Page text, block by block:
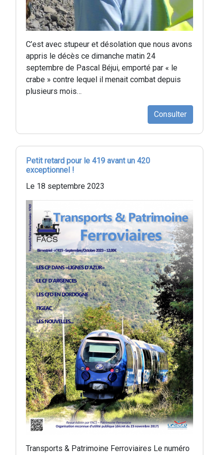
C’est avec stupeur et désolation que nous avons
appris le décès ce dimanche matin 24
septembre de Pascal Béjui, emporté par « le
crabe » contre lequel il menait combat depuis
plusieurs mois…
Consulter
Petit retard pour le 419 avant un 420
exceptionnel !
Le 18 septembre 2023
Transports & Patrimoine Ferroviaires Le numéro